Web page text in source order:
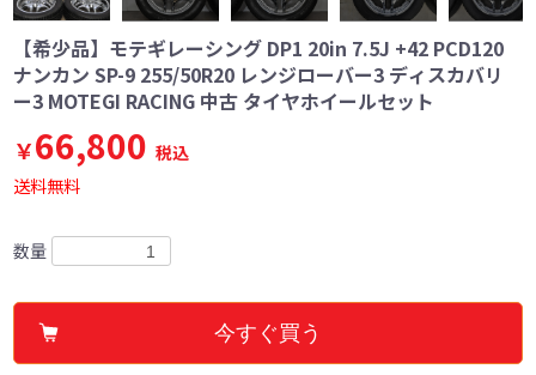
【希少品】モテギレーシング DP1 20in 7.5J +42 PCD120
ナンカン SP-9 255/50R20 レンジローバー3 ディスカバリ
ー3 MOTEGI RACING 中古 タイヤホイールセット
￥66,800 税込
送料無料
数量
今すぐ買う